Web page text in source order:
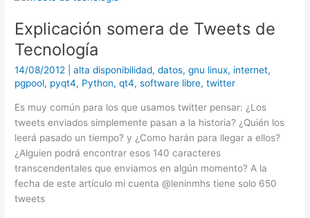
Explicación somera de Tweets de
Tecnología
14/08/2012 |alta disponibilidad,datos,gnu linux, internet,
pgpool, pyqt4, Python,qt4,software libre,twitter
Es muy común para los que usamos twitter pensar: ¿Los
tweets enviados simplemente pasan a la historia? ¿Quién los
leerá pasado un tiempo? y ¿Como harán para llegar a ellos?
¿Alguien podrá encontrar esos 140 caracteres
transcendentales que enviamos en algún momento? A la
fecha de este artículo mi cuenta @leninmhs tiene solo 650
tweets
de
Tweets
de
Tecnología